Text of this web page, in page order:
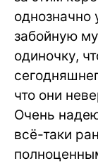
однозначно
забойную
одиночку,
что они
Очень
всё-таки